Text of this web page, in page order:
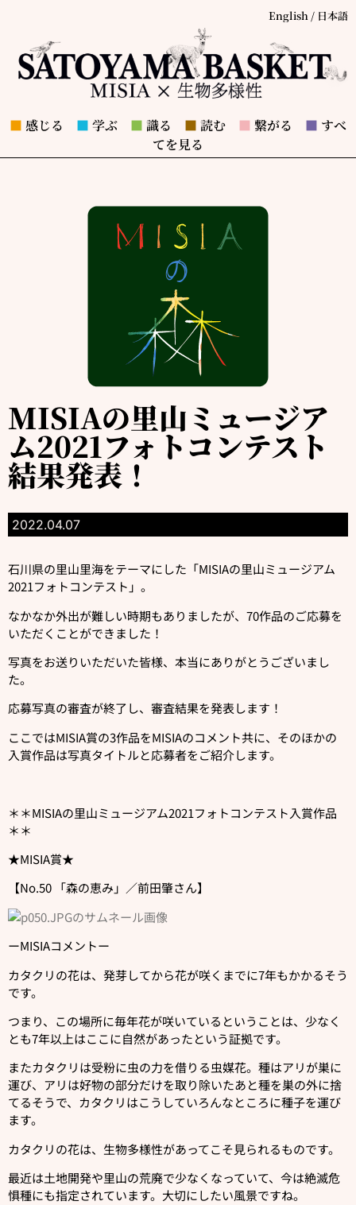
English / 日本語
■ 感じる ■ 学ぶ ■ 識る ■ 読む ■ 繋がる ■ すべ
てを見る
MISIAの里山ミュージア
ム2021フォトコンテスト
結果発表！
2022.04.07
石川県の里山里海をテーマにした「MISIAの里山ミュージアム
2021フォトコンテスト」。
なかなか外出が難しい時期もありましたが、70作品のご応募を
いただくことができました！
写真をお送りいただいた皆様、本当にありがとうございまし
た。
応募写真の審査が終了し、審査結果を発表します！
ここではMISIA賞の3作品をMISIAのコメント共に、そのほかの
入賞作品は写真タイトルと応募者をご紹介します。
＊＊MISIAの里山ミュージアム2021フォトコンテスト入賞作品
＊＊
★MISIA賞★
【No.50 「森の恵み」／前田肇さん】
ーMISIAコメントー
カタクリの花は、発芽してから花が咲くまでに7年もかかるそう
です。
つまり、この場所に毎年花が咲いているということは、少なく
とも7年以上はここに自然があったという証拠です。
またカタクリは受粉に虫の力を借りる虫媒花。種はアリが巣に
運び、アリは好物の部分だけを取り除いたあと種を巣の外に捨
てるそうで、カタクリはこうしていろんなところに種子を運び
ます。
カタクリの花は、生物多様性があってこそ見られるものです。
最近は土地開発や里山の荒廃で少なくなっていて、今は絶滅危
惧種にも指定されています。大切にしたい風景ですね。